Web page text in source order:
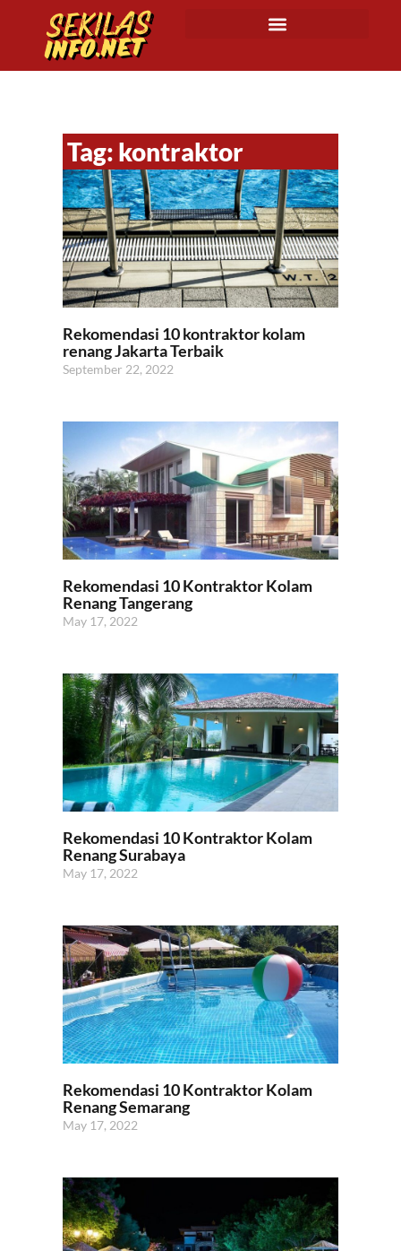
Tag: kontraktor
Rekomendasi 10 kontraktor kolam
renang Jakarta Terbaik
September 22, 2022
Rekomendasi 10 Kontraktor Kolam
Renang Tangerang
May 17, 2022
Rekomendasi 10 Kontraktor Kolam
Renang Surabaya
May 17, 2022
Rekomendasi 10 Kontraktor Kolam
Renang Semarang
May 17, 2022